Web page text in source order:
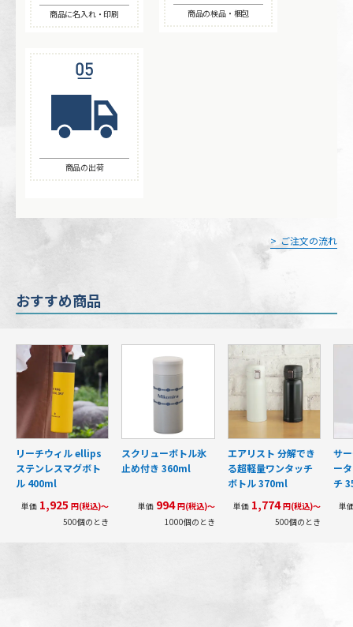
商品に名入れ・印刷 商品の検品・梱包
商品の出荷
ご注文の流れ
おすすめ商品
リーチウィル ellips
ステンレスマグボト
ル 400ml
単価 1,925円(税込)～
500個のとき
スクリューボトル氷
止め付き 360ml
単価994円(税込)～
1000個のとき
エアリスト 分解でき
る超軽量ワンタッチ
ボトル 370ml
単価1,774円(税込)～
500個のとき
サ
ー
チ
単